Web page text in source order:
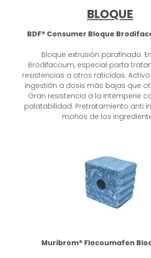
BLOQUE
BDF® Consumer Bloque
Bloque extrusión parafinado.
Brodifacoum, especial parta
resistencias a otros raticidas.
ingestión a dosis más bajas que
Gran resistencia a la intemperie
palatabilidad. Pretratamiento anti
mohos de los
Muribrom® Flocoumafen